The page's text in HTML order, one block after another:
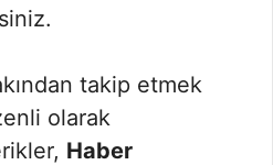
takip etmek
olarak
Haber